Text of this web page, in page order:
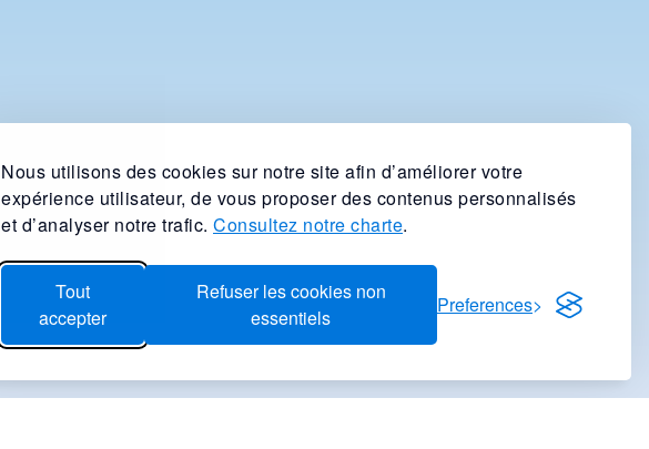
Nous utilisons des cookies sur notre site afin d’améliorer votre
expérience utilisateur, de vous proposer des contenus personnalisés
et d’analyser notre trafic. Consultez notre charte.
Tout
accepter
Refuser les cookies non
essentiels
Preferences